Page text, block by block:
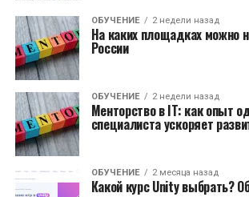
ОБУЧЕНИЕ 2 недели назад
На каких площадках можно
России
ОБУЧЕНИЕ 2 недели назад
Менторство в IT: как опыт
специалиста ускоряет
ОБУЧЕНИЕ 2 месяца назад
Какой курс Unity выбрать?